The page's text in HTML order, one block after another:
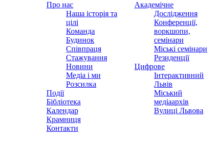
Про нас
Наша історія та
цілі
Команда
Будинок
Співпраця
Стажування
Новини
Медіа і ми
Розсилка
Події
Бібліотека
Календар
Крамниця
Контакти
Академічне
Дослідження
Конференції,
воркшопи,
семінари
Міські семінари
Резиденції
Цифрове
Інтерактивний
Львів
Міський
медіаархів
Вулиці Львова